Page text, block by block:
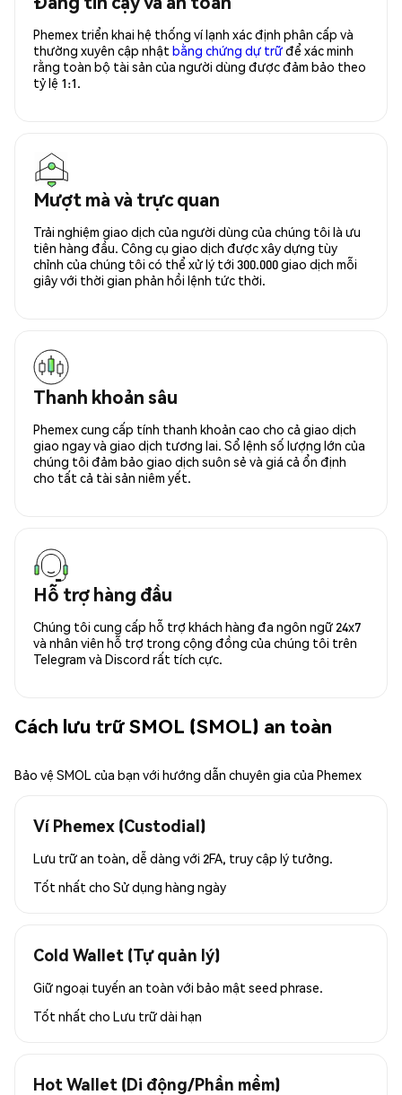
Phemex triển khai hệ thống ví lạnh xác định phân cấp và
thường xuyên cập nhật bằng chứng dự trữđể xác minh
rằng toàn bộ tài sản của người dùng được đảm bảo theo
tỷ lệ 1:1.
Mượt mà và trực quan
Trải nghiệm giao dịch của người dùng của chúng tôi là ưu
tiên hàng đầu. Công cụ giao dịch được xây dựng tùy
chỉnh của chúng tôi có thể xử lý tới 300.000 giao dịch mỗi
giây với thời gian phản hồi lệnh tức thời.
Thanh khoản sâu
Phemex cung cấp tính thanh khoản cao cho cả giao dịch
giao ngay và giao dịch tương lai. Sổ lệnh số lượng lớn của
chúng tôi đảm bảo giao dịch suôn sẻ và giá cả ổn định
cho tất cả tài sản niêm yết.
Hỗ trợ hàng đầu
Chúng tôi cung cấp hỗ trợ khách hàng đa ngôn ngữ 24x7
và nhân viên hỗ trợ trong cộng đồng của chúng tôi trên
Telegram và Discord rất tích cực.
Cách lưu trữ SMOL (SMOL) an toàn
Bảo vệ SMOL của bạn với hướng dẫn chuyên gia của Phemex
Ví Phemex (Custodial)
Lưu trữ an toàn, dễ dàng với 2FA, truy cập lý tưởng.
Tốt nhất cho Sử dụng hàng ngày
Cold Wallet (Tự quản lý)
Giữ ngoại tuyến an toàn với bảo mật seed phrase.
Tốt nhất cho Lưu trữ dài hạn
Hot Wallet (Di động/Phần mềm)